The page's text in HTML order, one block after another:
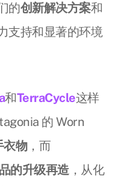
的创新解决方案和
支持和显著的环境
和TerraCycle这样
的 Worn
衣物，而
的升级再造，从化